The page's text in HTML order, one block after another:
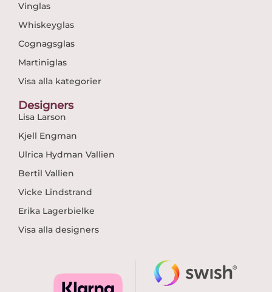
Vinglas
Whiskeyglas
Cognagsglas
Martiniglas
Visa alla kategorier
Designers
Lisa Larson
Kjell Engman
Ulrica Hydman Vallien
Bertil Vallien
Vicke Lindstrand
Erika Lagerbielke
Visa alla designers